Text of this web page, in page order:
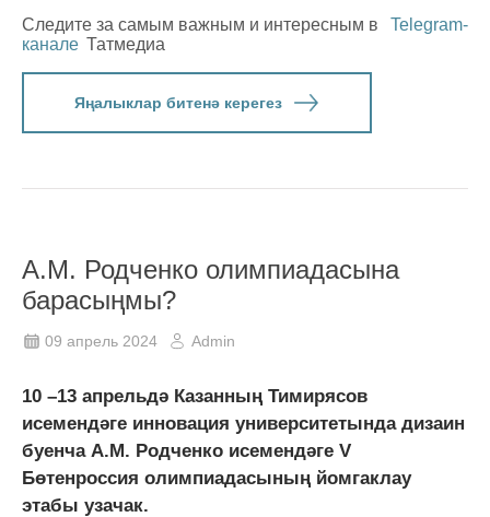
Следите за самым важным и интересным в
Telegram-
канале Татмедиа
Яңалыклар битенә керегез
А.М. Родченко олимпиадасына
барасыңмы?
09 апрель 2024 Admin
10 –13 апрельдә Казанның Тимирясов
исемендәге инновация университетында дизаин
буенча А.М. Родченко исемендәге V
Бөтенроссия олимпиадасының йомгаклау
этабы узачак.